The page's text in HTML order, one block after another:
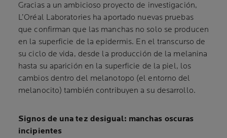
Gracias a un ambicioso proyecto de investigación,
L’Oréal Laboratories ha aportado nuevas pruebas
que confirman que las manchas no solo se producen
en la superficie de la epidermis. En el transcurso de
su ciclo de vida, desde la producción de la melanina
hasta su aparición en la superficie de la piel, los
cambios dentro del melanotopo (el entorno del
melanocito) también contribuyen a su desarrollo.
Signos de una tez desigual: manchas oscuras
incipientes